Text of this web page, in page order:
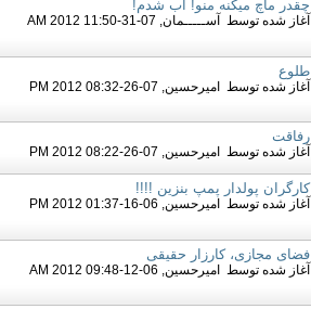
چقدر ماچ ميكنه منو! آب شدم!
آغاز شده توسط آســـــمان, 07-31-2012 11:50 AM
طلوع
آغاز شده توسط امیرحسین
رفاقت
آغاز شده توسط امیرحسین, 07-26-2012 08:22 PM
كارگران پولدار پمپ بنزین !!!!
آغاز شده توسط امیرحسین, 06-16-2012 01:37 PM
فضای مجازی، کارزار حقیقی
آغاز شده توسط امیرحسین